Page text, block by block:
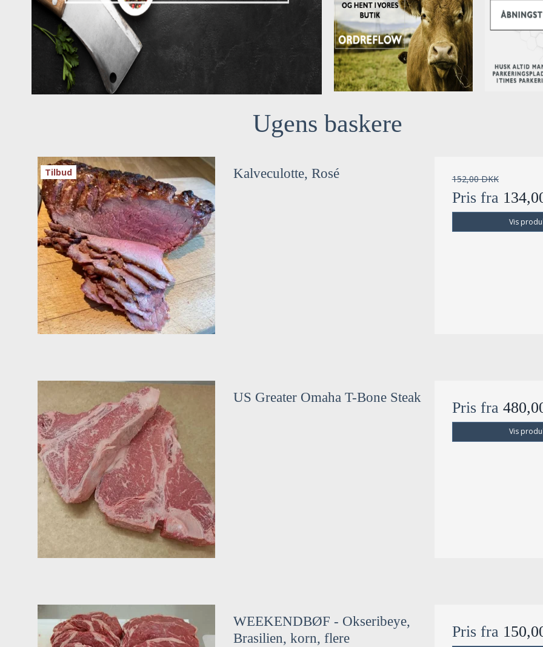
Ugens baskere
Tilbud Kalveculotte, Rosé 152,00 DKK
Pris fra
Vis
US Greater Omaha T-Bone Steak
Pris fra
Vis
WEEKENDBØF - Okseribeye,
Brasilien, korn, flere
Pris fra